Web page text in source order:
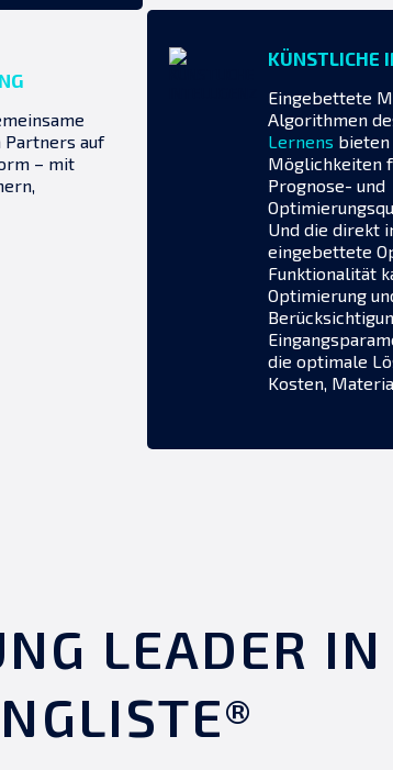
Partners auf
– mit
KÜNSTLICHE
Eingebettete
Algorithmen
Lernens
Möglichkeiten
Prognose- und
Und die direkt
eingebettete
Funktionalität
Optimierung
die optimale
Kosten,
LEADER IN